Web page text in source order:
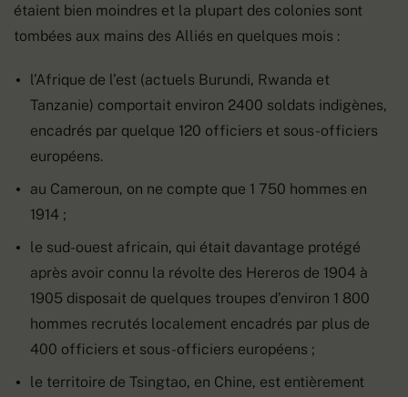
étaient bien moindres et la plupart des colonies sont
tombées aux mains des Alliés en quelques mois :
l’Afrique de l’est (actuels Burundi, Rwanda et
Tanzanie) comportait environ 2400 soldats indigènes,
encadrés par quelque 120 officiers et sous-officiers
européens.
au Cameroun, on ne compte que 1 750 hommes en
1914 ;
le sud-ouest africain, qui était davantage protégé
après avoir connu la révolte des Hereros de 1904 à
1905 disposait de quelques troupes d’environ 1 800
hommes recrutés localement encadrés par plus de
400 officiers et sous-officiers européens ;
le territoire de Tsingtao, en Chine, est entièrement